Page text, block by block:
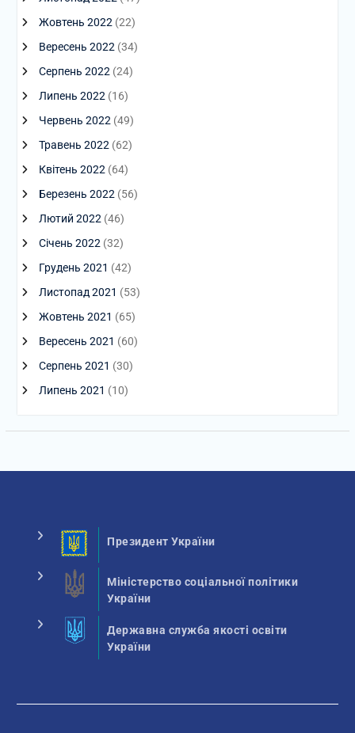
Жовтень 2022 (22)
Вересень 2022 (34)
Серпень 2022 (24)
Липень 2022 (16)
Червень 2022 (49)
Травень 2022 (62)
Квітень 2022 (64)
Березень 2022 (56)
Лютий 2022 (46)
Січень 2022 (32)
Грудень 2021 (42)
Листопад 2021 (53)
Жовтень 2021 (65)
Вересень 2021 (60)
Серпень 2021 (30)
Липень 2021 (10)
Президент України
Міністерство соціальної політики
України
Державна служба якості освіти
України